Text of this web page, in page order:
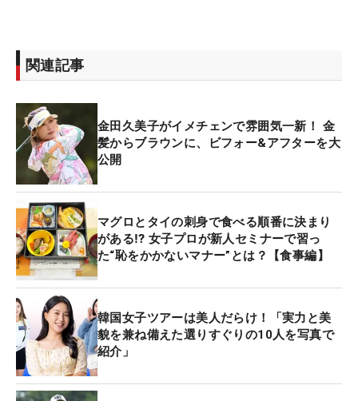
関連記事
金田久美子がイメチェンで雰囲気一新！ 金
髪からブラウンに、ビフォー&アフターを大
公開
マグロとタイの刺身で食べる順番に決まり
がある⁉ 女子プロが新人セミナーで習っ
た“恥をかかないマナー”とは？【食事編】
韓国女子ツアーは美人だらけ！「実力と美
貌を兼ね備えた選りすぐりの10人を写真で
紹介」